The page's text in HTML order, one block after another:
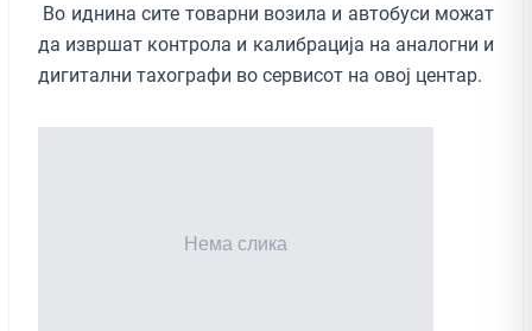
Во иднина сите товарни возила и автобуси можат
да извршат контрола и калибрација на аналогни и
дигитални тахографи во сервисот на овој центар.